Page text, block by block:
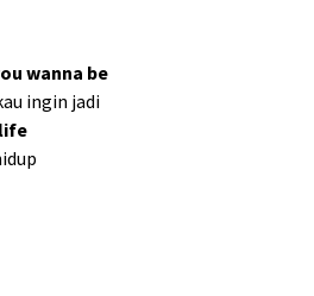
wanna be
ingin jadi